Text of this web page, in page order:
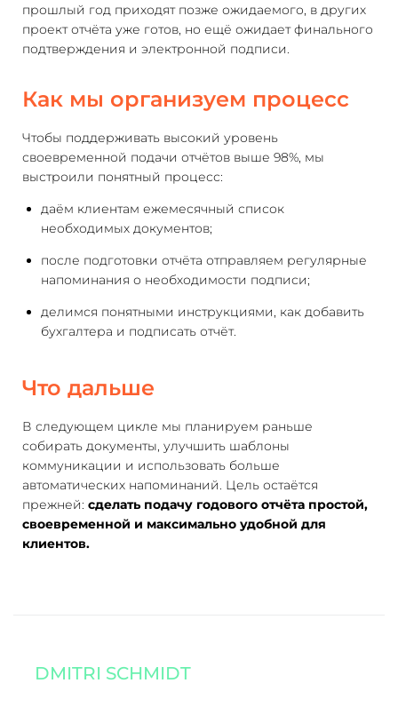
прошлый год приходят позже ожидаемого, в других
проект отчёта уже готов, но ещё ожидает финального
подтверждения и электронной подписи.
Как мы организуем процесс
Чтобы поддерживать высокий уровень
своевременной подачи отчётов выше 98%, мы
выстроили понятный процесс:
даём клиентам ежемесячный список
необходимых документов;
после подготовки отчёта отправляем регулярные
напоминания о необходимости подписи;
делимся понятными инструкциями, как добавить
бухгалтера и подписать отчёт.
Что дальше
В следующем цикле мы планируем раньше
собирать документы, улучшить шаблоны
коммуникации и использовать больше
автоматических напоминаний. Цель остаётся
прежней: сделать подачу годового отчёта простой,
своевременной и максимально удобной для
клиентов.
DMITRI SCHMIDT